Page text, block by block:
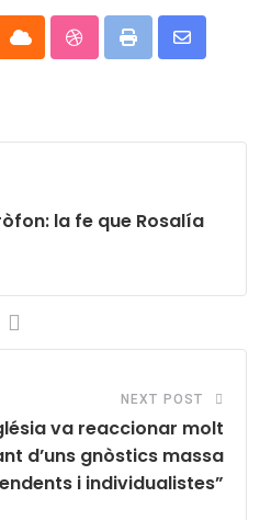
Cloud StumbleUpon
Print
Share
la fe que Rosalía
NEXT POST
va reaccionar molt
d’uns gnòstics massa
i individualistes”